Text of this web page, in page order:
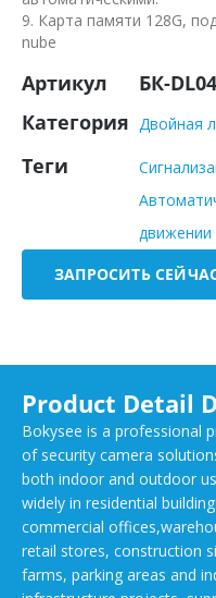
9. Карта памяти 128G,
nube
Артикул
БК-
Категория Двойная
Теги
движении
ЗАПРОСИТЬ
Product Detail
Bokysee is a professional
of security camera
both indoor and outdoor
widely in residential
commercial
retail stores, construction
farms, parking areas and